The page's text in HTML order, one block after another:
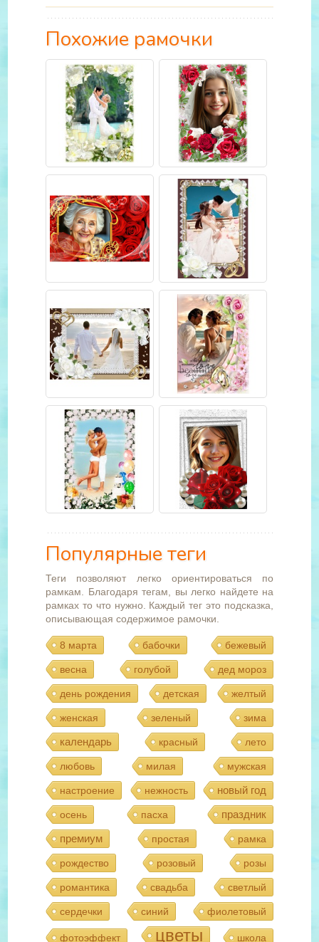
Похожие рамочки
Популярные теги
Теги позволяют легко ориентироваться по
рамкам. Благодаря тегам, вы легко найдете на
рамках то что нужно. Каждый тег это подсказка,
описывающая содержимое рамочки.
8 марта бабочки бежевый
весна голубой дед мороз
день рождения детская желтый
женская зеленый зима
календарь красный лето
любовь милая мужская
настроение нежность новый год
осень пасха
праздник
премиум
простая рамка
рождество розовый розы
романтика свадьба светлый
сердечки синий фиолетовый
фотоэффект цветы школа